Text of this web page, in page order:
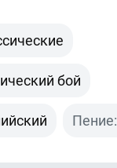
бой
Пение: